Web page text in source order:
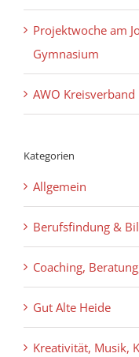
Projektwoche am
Gymnasium
AWO Kreisverband
Kategorien
Allgemein
Berufsfindung &
Coaching,
Gut Alte Heide
Kreativität, Musik,